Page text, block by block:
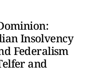
Insolvency
Federalism
and